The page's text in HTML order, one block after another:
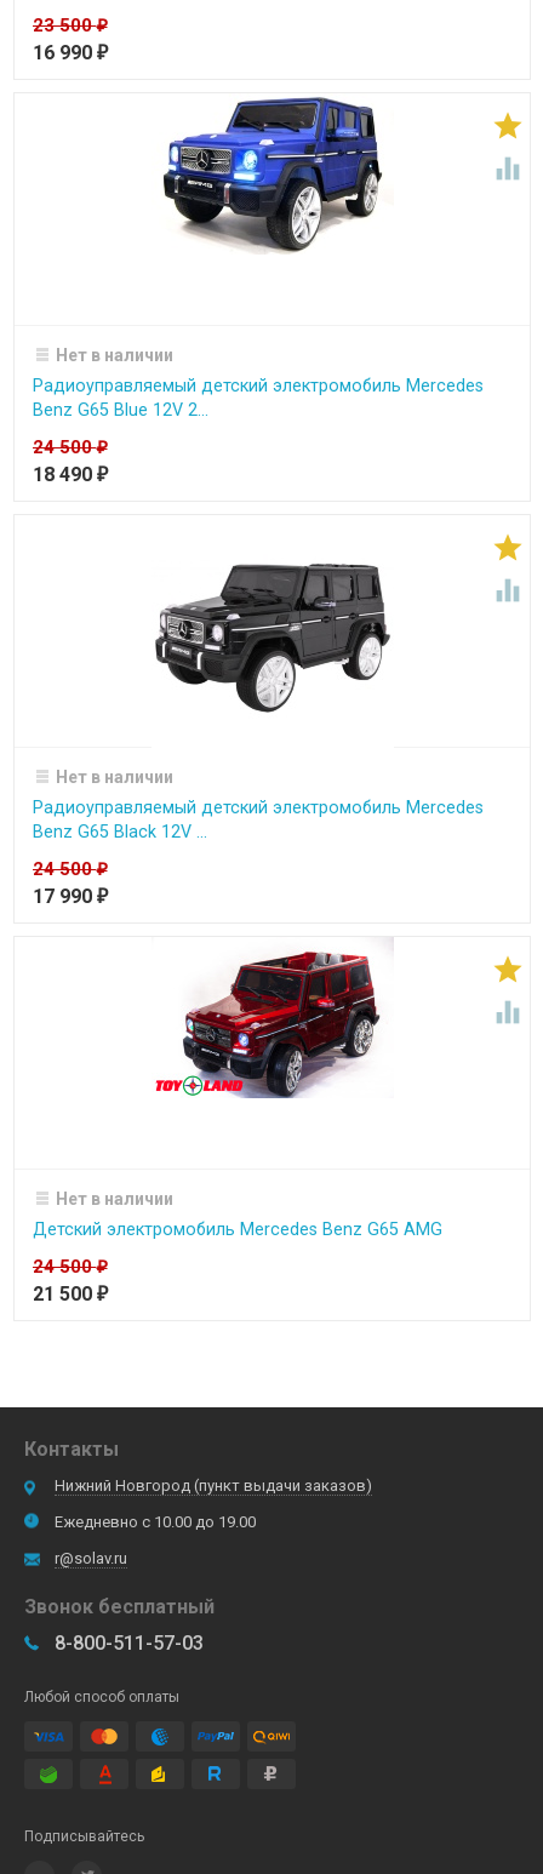
23 500₽
16 990 ₽


Нет в наличии
Радиоуправляемый детский электромобиль Mercedes
Benz G65 Blue 12V 2...
24 500₽
18 490 ₽


Нет в наличии
Радиоуправляемый детский электромобиль Mercedes
Benz G65 Black 12V ...
24 500₽
17 990 ₽


Нет в наличии
Детский электромобиль Mercedes Benz G65 AMG
24 500₽
21 500 ₽
Контакты
Нижний Новгород (пункт выдачи заказов)
Ежедневно с 10.00 до 19.00
r@solav.ru
Звонок бесплатный
8-800-511-57-03
Любой способ оплаты
Подписывайтесь